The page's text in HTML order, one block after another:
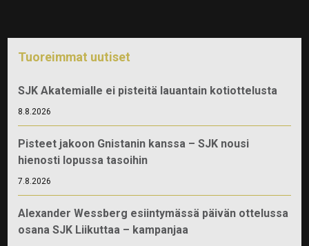
Tuoreimmat uutiset
SJK Akatemialle ei pisteitä lauantain kotiottelusta
8.8.2026
Pisteet jakoon Gnistanin kanssa – SJK nousi
hienosti lopussa tasoihin
7.8.2026
Alexander Wessberg esiintymässä päivän ottelussa
osana SJK Liikuttaa – kampanjaa